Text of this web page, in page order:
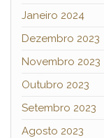
Janeiro 2024
Dezembro 2023
Novembro 2023
Outubro 2023
Setembro 2023
Agosto 2023